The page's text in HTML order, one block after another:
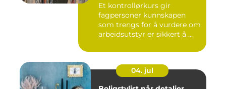
Et kontrollørkurs gir
fagpersoner kunnskapen
som trengs for å vurdere om
arbeidsutstyr er sikkert å ...
04. jul